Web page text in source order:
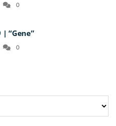
0
| “Gene”
0